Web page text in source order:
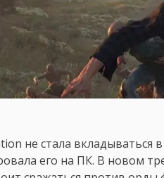
не стала вкладываться
его на ПК. В новом